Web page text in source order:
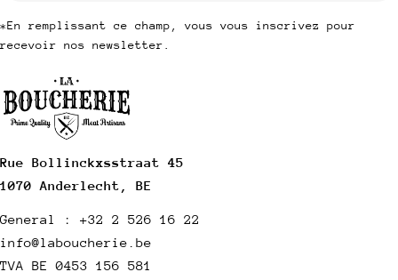
Rue Bollinckxsstraat 45
1070 Anderlecht, BE
General : +32 2 526 16 22
info@laboucherie.be
TVA BE 0453 156 581
*En remplissant ce champ, vous vous inscrivez pour
recevoir nos newsletter.